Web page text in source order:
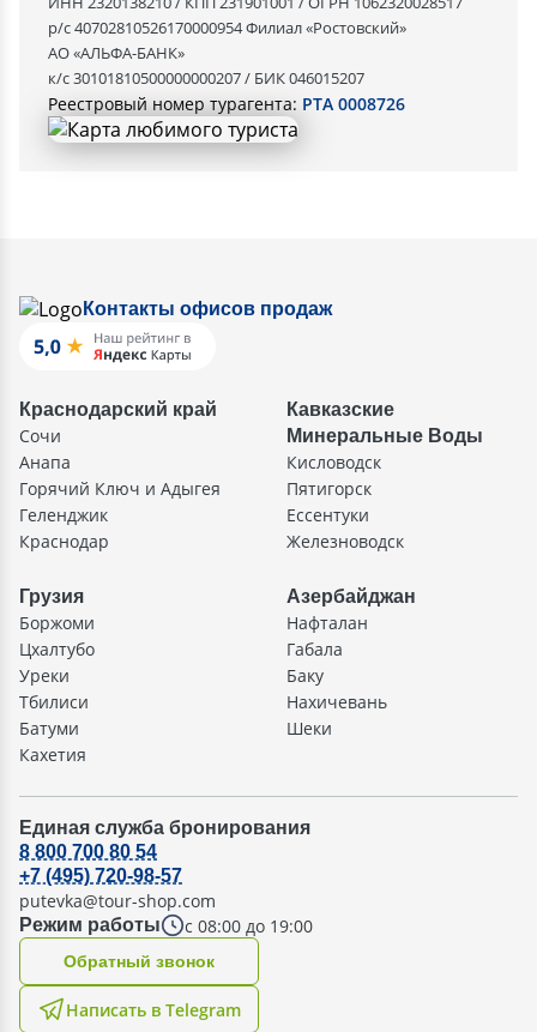
р/с 40702810526170000954 Филиал «Ростовский»
АО «АЛЬФА-БАНК»
к/с 30101810500000000207 / БИК 046015207
Реестровый номер турагента: РТА 0008726
Контакты офисов продаж
Краснодарский край
Сочи
Анапа
Горячий Ключ и Адыгея
Геленджик
Краснодар
Кавказские
Минеральные Воды
Кисловодск
Пятигорск
Ессентуки
Железноводск
Грузия
Боржоми
Цхалтубо
Уреки
Тбилиси
Батуми
Кахетия
Азербайджан
Нафталан
Габала
Баку
Нахичевань
Шеки
Единая служба бронирования
Режим работы с 08:00 до 19:00
8 800 700 80 54
+7 (495) 720-98-57
putevka@tour-shop.com
Написать в Telegram
Oбратный звонок